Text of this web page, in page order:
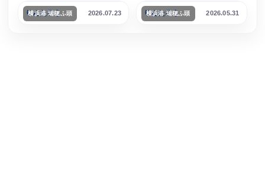
横浜港 瑞穂ふ頭
りんたろう 2026.07.23 横浜港 瑞穂ふ頭
りんたろう 2026.05.31